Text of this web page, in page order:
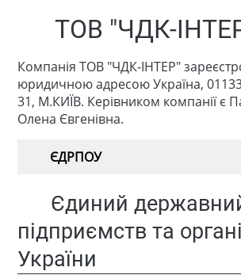
ТОВ "ЧДК-
Компанія ТОВ "ЧДК-ІНТЕР"
юридичною адресою Україна,
31, М.КИЇВ. Керівником компанії є
Олена Євгенівна.
ЄДРПОУ
Єдиний
підприємств та
України